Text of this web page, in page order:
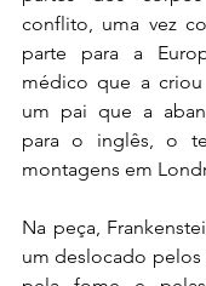
conflito, uma vez
parte para a
médico que a
um pai que a
para o inglês, o
montagens em
Na peça,
um deslocado pelos